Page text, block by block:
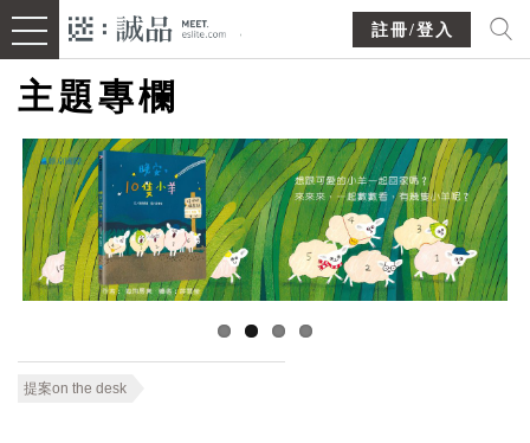
註冊/登入
主題專欄
提案on the desk